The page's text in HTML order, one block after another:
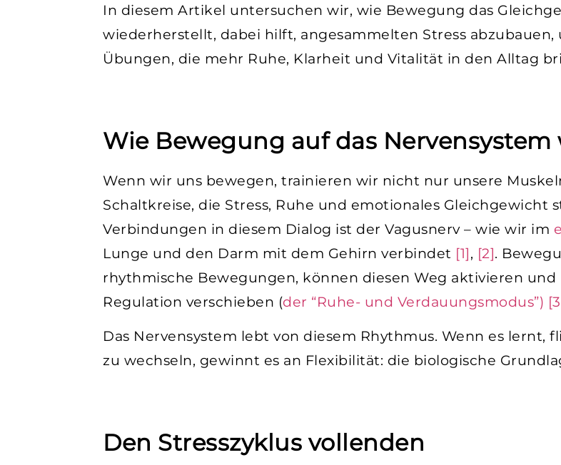
In diesem Artikel untersuchen wir, wie Bewegung das
wiederherstellt, dabei hilft, angesammelten Stress
Übungen, die mehr Ruhe, Klarheit und Vitalität in den Alltag
Wie Bewegung auf das
Wenn wir uns bewegen, trainieren wir nicht nur unsere
Schaltkreise, die Stress, Ruhe und emotionales
Verbindungen in diesem Dialog ist der Vagusnerv – wie wir im
Lunge und den Darm mit dem Gehirn verbindet [1], [2].
rhythmische Bewegungen, können diesen Weg aktivieren
Regulation verschieben (der “Ruhe- und Verdauungsmodus”)
Das Nervensystem lebt von diesem Rhythmus. Wenn es
zu wechseln, gewinnt es an Flexibilität: die biologische
Den Stresszyklus vollenden